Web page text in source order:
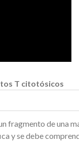
T citotósicos
fragmento de una
y se debe